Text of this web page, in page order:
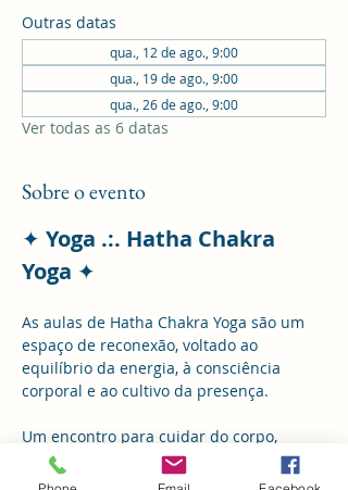
Outras datas
qua., 12 de ago., 9:00
qua., 19 de ago., 9:00
qua., 26 de ago., 9:00
Ver todas as 6 datas
Sobre o evento
✦ Yoga .:. Hatha Chakra
Yoga ✦
As aulas de Hatha Chakra Yoga são um
espaço de reconexão, voltado ao
equilíbrio da energia, à consciência
corporal e ao cultivo da presença.
Um encontro para cuidar do corpo,
acalmar a mente e simplesmente estar.